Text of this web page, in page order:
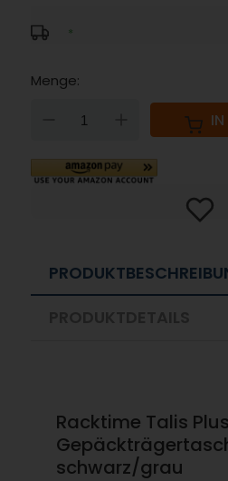
*
Menge:
DOWN
Racktime Talis
schwarz/grau